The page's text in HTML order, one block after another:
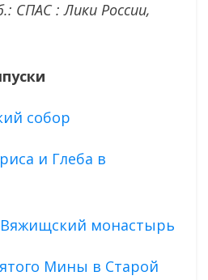
СПАС : Лики России,
собор
и Глеба в
монастырь
Мины в Старой